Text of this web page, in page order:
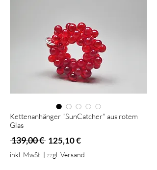
Kettenanhänger "SunCatcher" aus rotem
Glas
139,00 € Standardpreis
125,10 €Sale-
Preis
inkl. MwSt. | zzgl. Versand